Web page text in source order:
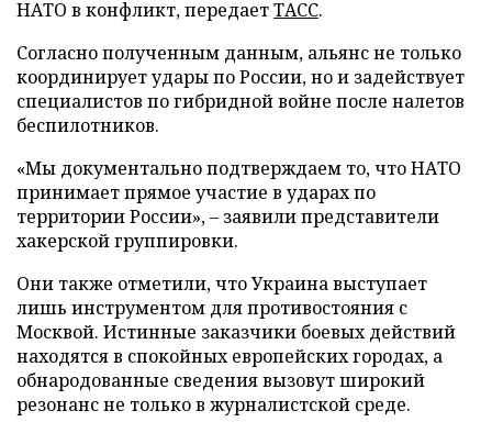
НАТО в конфликт, передаетТАСС.
Согласно полученным данным, альянс не только
координирует удары по России, но и задействует
специалистов по гибридной войне после налетов
беспилотников.
«Мы документально подтверждаем то, что НАТО
принимает прямое участие в ударах по
территории России», – заявили представители
хакерской группировки.
Они также отметили, что Украина выступает
лишь инструментом для противостояния с
Москвой. Истинные заказчики боевых действий
находятся в спокойных европейских городах, а
обнародованные сведения вызовут широкий
резонанс не только в журналистской среде.